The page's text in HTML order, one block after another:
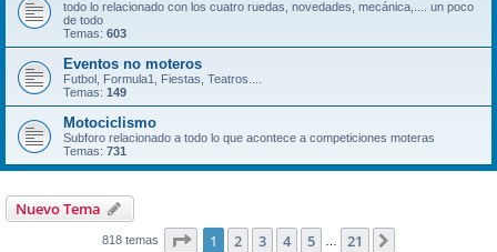
todo lo relacionado con los cuatro ruedas, novedades, mecánica,.... un poco
de todo
Temas: 603
Eventos no moteros
Futbol, Formula1, Fiestas, Teatros....
Temas: 149
Motociclismo
Subforo relacionado a todo lo que acontece a competiciones moteras
Temas: 731
Nuevo Tema
818 temas Página de 21
1 2 3 4 5 21